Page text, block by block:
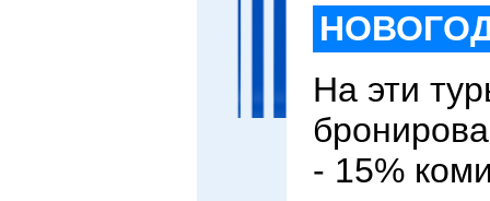
На эти
- 15%